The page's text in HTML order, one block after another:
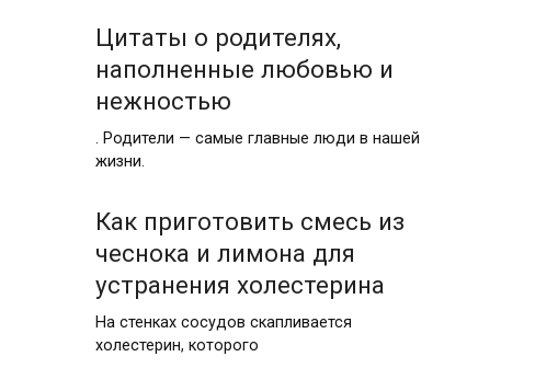
Цитаты о родителях,
наполненные любовью и
нежностью
. Родители — самые главные люди в нашей
жизни.
Как приготовить смесь из
чеснока и лимона для
устранения холестерина
На стенках сосудов скапливается
холестерин, которого